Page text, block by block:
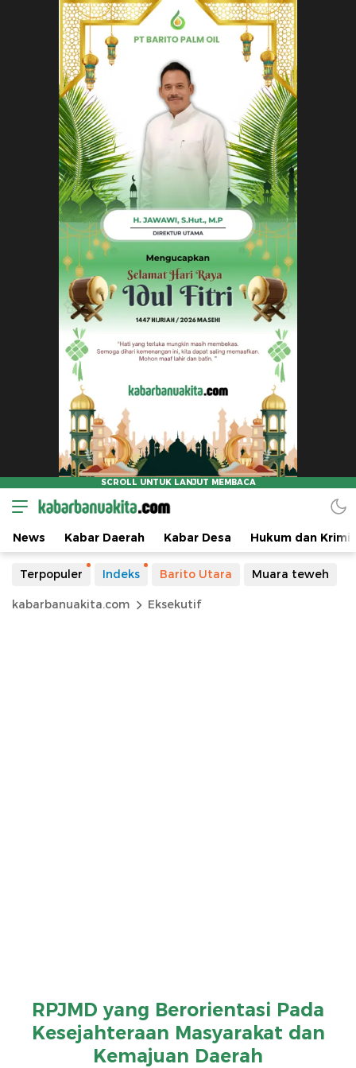
News Kabar Daerah Kabar Desa Hukum dan
Terpopuler Indeks Barito Utara Muara teweh
kabarbanuakita.com Eksekutif
RPJMD yang Berorientasi Pada
Kesejahteraan Masyarakat dan
Kemajuan Daerah